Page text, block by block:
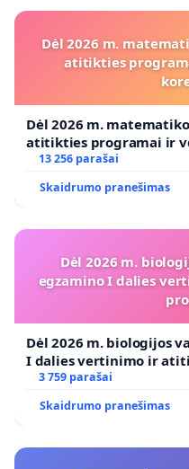
Dėl 2026 m.
atitikties
Dėl 2026 m.
atitikties programai ir
koregavimo
13 256 parašai
Skaidrumo pranešimas
Dėl 2026 m.
egzamino I dalies
Dėl 2026 m. biologijos
I dalies vertinimo ir
3 759 parašai
Skaidrumo pranešimas